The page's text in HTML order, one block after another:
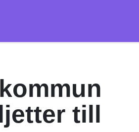
till